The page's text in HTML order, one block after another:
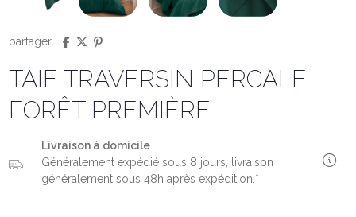
partager
TAIE TRAVERSIN PERCALE
FORÊT PREMIÈRE
Livraison à domicile
Généralement expédié sous 8 jours, livraison
généralement sous 48h après expédition.*